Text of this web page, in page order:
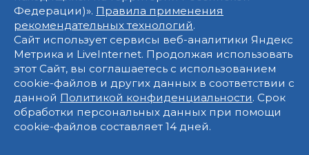
Федерации)». Правила применения
рекомендательных технологий.
Сайт использует сервисы веб-аналитики Яндекс
Метрика и LiveInternet. Продолжая использовать
этот Сайт, вы соглашаетесь с использованием
cookie-файлов и других данных в соответствии с
данной Политикой конфиденциальности. Срок
обработки персональных данных при помощи
cookie-файлов составляет 14 дней.